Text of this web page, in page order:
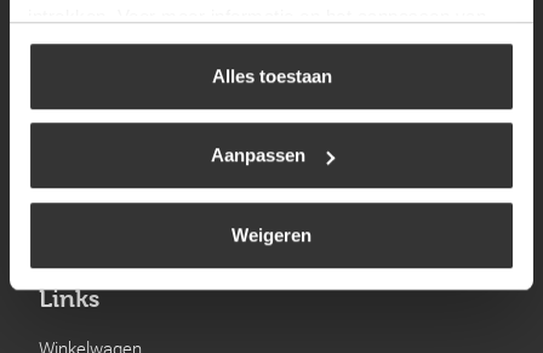
uw keuze op onze website verwijzen wij u naar ons
Alles toestaan
Aanpassen
Weigeren
BBQ
Kamperen
Gastechniek
Links
Winkelwagen